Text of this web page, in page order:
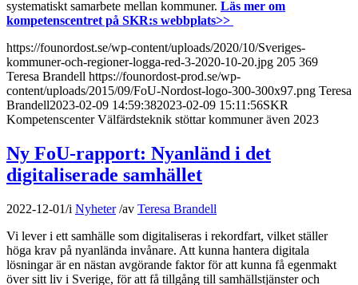
systematiskt samarbete mellan kommuner. Läs mer om
kompetenscentret på SKR:s webbplats>>
https://founordost.se/wp-content/uploads/2020/10/Sveriges-
kommuner-och-regioner-logga-red-3-2020-10-20.jpg 205 369
Teresa Brandell https://founordost-prod.se/wp-
content/uploads/2015/09/FoU-Nordost-logo-300-300x97.png Teresa
Brandell2023-02-09 14:59:382023-02-09 15:11:56SKR
Kompetenscenter Välfärdsteknik stöttar kommuner även 2023
Ny FoU-rapport: Nyanländ i det
digitaliserade samhället
2022-12-01/i Nyheter /av Teresa Brandell
Vi lever i ett samhälle som digitaliseras i rekordfart, vilket ställer
höga krav på nyanlända invånare. Att kunna hantera digitala
lösningar är en nästan avgörande faktor för att kunna få egenmakt
över sitt liv i Sverige, för att få tillgång till samhällstjänster och